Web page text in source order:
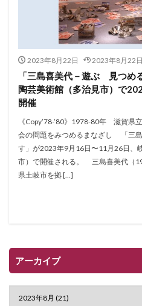
2023年8月22日 2023年8月22日
「三島喜美代－遊ぶ 見つ
陶芸美術館（多治見市）で
開催
《Copy’78-’80》1978-80年 滋賀
会の問題をみつめるまなざし 「三
す」が2023年9月16日〜11月26日、
市）で開催される。 三島喜美代（
県土岐市を拠 […]
アーカイブ